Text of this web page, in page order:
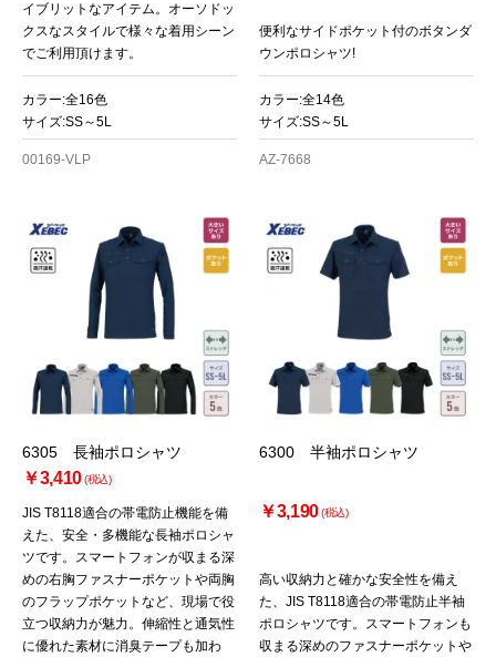
イブリットなアイテム。オーソドッ
クスなスタイルで様々な着用シーン
でご利用頂けます。
カラー:全16色
サイズ:SS～5L
00169-VLP
便利なサイドポケット付のボタンダ
ウンポロシャツ!
カラー:全14色
サイズ:SS～5L
AZ-7668
6305 長袖ポロシャツ
￥3,410(税込)
JIS T8118適合の帯電防止機能を備
えた、安全・多機能な長袖ポロシャ
ツです。スマートフォンが収まる深
めの右胸ファスナーポケットや両胸
のフラップポケットなど、現場で役
立つ収納力が魅力。伸縮性と通気性
に優れた素材に消臭テープも加わ
6300 半袖ポロシャツ
￥3,190(税込)
高い収納力と確かな安全性を備え
た、JIS T8118適合の帯電防止半袖
ポロシャツです。スマートフォンも
収まる深めのファスナーポケットや
お買い物を続ける カートへ進む